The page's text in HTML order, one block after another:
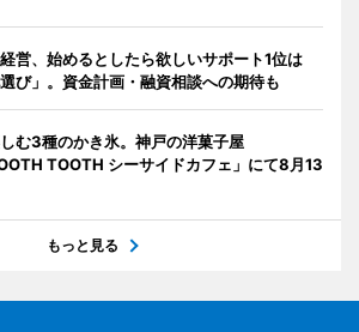
営、始めるとしたら欲しいサポート1位は
び」。資金計画・融資相談への期待も
む3種のかき氷。神戸の洋菓子屋
TOOTH シーサイドカフェ」にて8月13
もっと見る